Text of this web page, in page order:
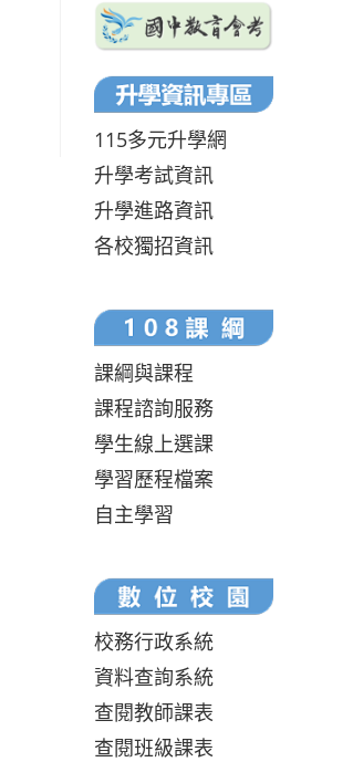
115多元升學網
升學考試資訊
升學進路資訊
各校獨招資訊
課綱與課程
課程諮詢服務
學生線上選課
學習歷程檔案
自主學習
校務行政系統
資料查詢系統
查閱教師課表
查閱班級課表